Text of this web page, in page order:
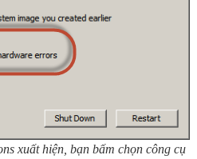
xuất hiện, bạn bấm chọn công cụ